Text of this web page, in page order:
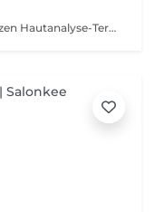
Das Beste an Deinem computergestützen Hautanalyse-Termin: Ab einem Produkteinkauf von 80 € ist die professionelle Hautanalyse im Wert von 49 € für Dich kostenlos. Nutze Deinen Termin, um Deine Haut besser kennenzulernen und die perfekt abgestimmten Produkte für Deine individuellen Hautbedürfnisse zu entdecken.